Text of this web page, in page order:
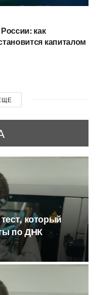
как
капиталом
который
по ДНК